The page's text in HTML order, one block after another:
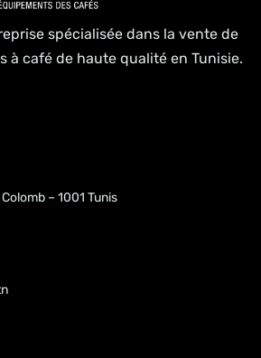
spécialisée dans la vente de
à café de haute qualité en Tunisie.
– 1001 Tunis